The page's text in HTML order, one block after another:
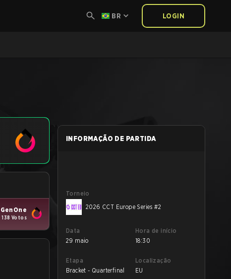
BR LOGIN
GenOne
138 Votos
INFORMAÇÃO DE PARTIDA
Torneio
2026 CCT Europe Series #2
Data
29 maio
Hora de início
18:30
Etapa
Bracket - Quarterfinal
Localização
EU